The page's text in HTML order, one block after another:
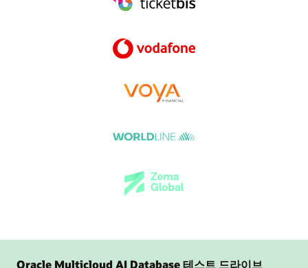
Oracle Multicloud AI Database 테스트 드라이브